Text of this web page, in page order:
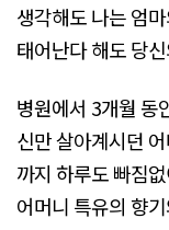
생각해도 나는 엄
태어난다 해도 당
병원에서 3개월 동
신만 살아계시던
까지 하루도 빠짐
어머니 특유의 향